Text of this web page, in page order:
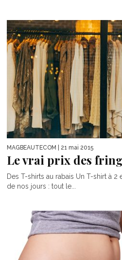
MAGBEAUTECOM | 21 mai 2015
Le vrai prix des
Des T-shirts au rabais Un T-shirt à 2
de nos jours : tout le...